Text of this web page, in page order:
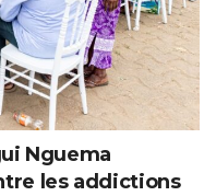
Nguema
les addictions